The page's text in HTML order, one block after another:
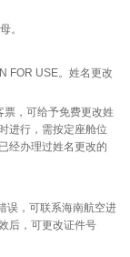
。
FOR USE。姓名更改
，可给予免费更改姓
进行，需按定座舱位
经办理过姓名更改的
，可联系海南航空进
后，可更改证件号